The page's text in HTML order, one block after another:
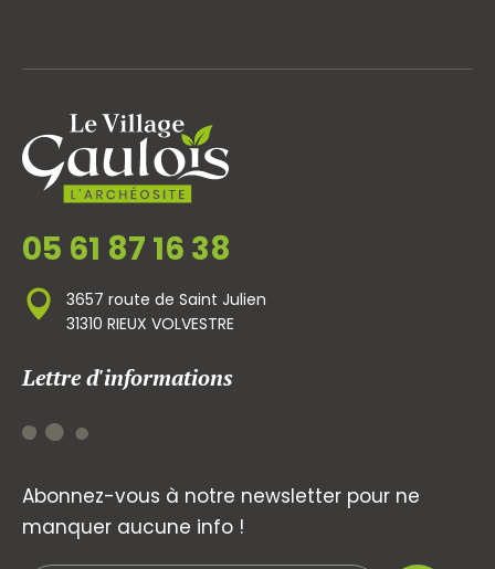
05 61 87 16 38
3657 route de Saint Julien
31310 RIEUX VOLVESTRE
Lettre d'informations
Abonnez-vous à notre newsletter pour ne
manquer aucune info !